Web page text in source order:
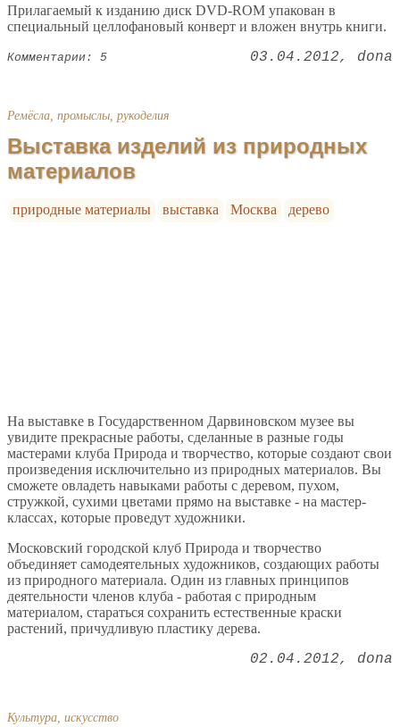
Прилагаемый к изданию диск DVD-ROM упакован в
специальный целлофановый конверт и вложен внутрь книги.
Комментарии: 5 03.04.2012 dona
Ремёсла, промыслы, рукоделия
Выставка изделий из природных
материалов
природные материалы выставка Москва дерево
На выставке в Государственном Дарвиновском музее вы
увидите прекрасные работы, сделанные в разные годы
мастерами клуба Природа и творчество, которые создают свои
произведения исключительно из природных материалов. Вы
сможете овладеть навыками работы с деревом, пухом,
стружкой, сухими цветами прямо на выставке - на мастер-
классах, которые проведут художники.
Московский городской клуб Природа и творчество
объединяет самодеятельных художников, создающих работы
из природного материала. Один из главных принципов
деятельности членов клуба - работая с природным
материалом, стараться сохранить естественные краски
растений, причудливую пластику дерева.
02.04.2012 dona
Культура, искусство